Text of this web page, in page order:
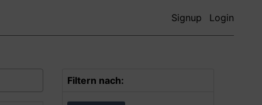
Signup Login
Filtern nach: